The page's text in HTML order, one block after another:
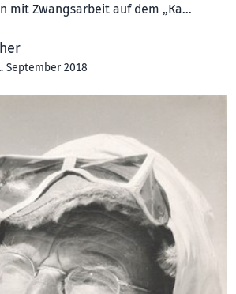
mit Zwangsarbeit auf dem „Ka…
September 2018